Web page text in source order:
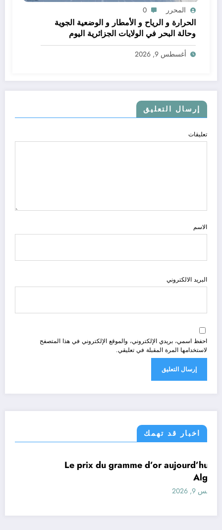
المحرر 0
الحرارة و الرياح و الأمطار و الوضعية الجوية
وحالة البحر في الولايات الجزائرية اليوم
أغسطس 9, 2026
إرسال التعليق
تعليقات
الاسم
البريد الالكتروني
احفظ اسمي، بريدي الإلكتروني، والموقع الإلكتروني في هذا المتصفح
لاستخدامها المرة المقبلة في تعليقي.
اخبار قد تهمك
اقتصاد
Le prix du gramme d’or aujourd’hui en
Algérie
أغسطس 9, 2026